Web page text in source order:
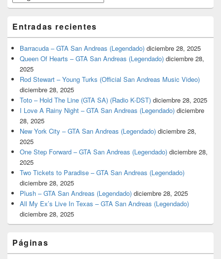
Entradas recientes
Barracuda – GTA San Andreas (Legendado) diciembre 28, 2025
Queen Of Hearts – GTA San Andreas (Legendado) diciembre 28,
2025
Rod Stewart – Young Turks (Official San Andreas Music Video)
diciembre 28, 2025
Toto – Hold The Line (GTA SA) (Radio K-DST) diciembre 28, 2025
I Love A Rainy Night – GTA San Andreas (Legendado) diciembre
28, 2025
New York City – GTA San Andreas (Legendado) diciembre 28,
2025
One Step Forward – GTA San Andreas (Legendado) diciembre 28,
2025
Two Tickets to Paradise – GTA San Andreas (Legendado)
diciembre 28, 2025
Plush – GTA San Andreas (Legendado) diciembre 28, 2025
All My Ex’s Live In Texas – GTA San Andreas (Legendado)
diciembre 28, 2025
Páginas